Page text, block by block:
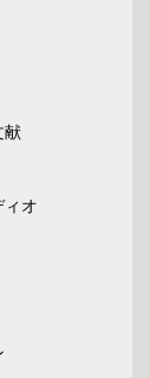
献
ィオ